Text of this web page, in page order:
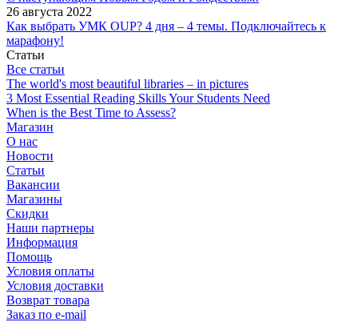
26 августа 2022
Как выбрать УМК OUP? 4 дня – 4 темы. Подключайтесь к
марафону!
Статьи
Все статьи
The world's most beautiful libraries – in pictures
3 Most Essential Reading Skills Your Students Need
When is the Best Time to Assess?
Магазин
О нас
Новости
Статьи
Вакансии
Магазины
Скидки
Наши партнеры
Информация
Помощь
Условия оплаты
Условия доставки
Возврат товара
Заказ по e-mail